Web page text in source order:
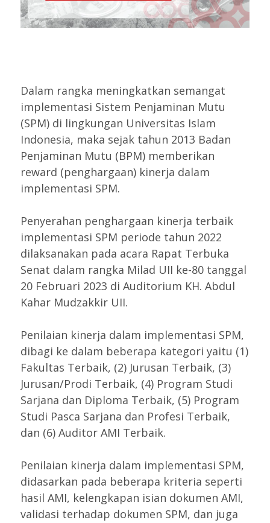
Dalam rangka meningkatkan semangat
implementasi Sistem Penjaminan Mutu
(SPM) di lingkungan Universitas Islam
Indonesia, maka sejak tahun 2013 Badan
Penjaminan Mutu (BPM) memberikan
reward (penghargaan) kinerja dalam
implementasi SPM.
Penyerahan penghargaan kinerja terbaik
implementasi SPM periode tahun 2022
dilaksanakan pada acara Rapat Terbuka
Senat dalam rangka Milad UII ke-80 tanggal
20 Februari 2023 di Auditorium KH. Abdul
Kahar Mudzakkir UII.
Penilaian kinerja dalam implementasi SPM,
dibagi ke dalam beberapa kategori yaitu (1)
Fakultas Terbaik, (2) Jurusan Terbaik, (3)
Jurusan/Prodi Terbaik, (4) Program Studi
Sarjana dan Diploma Terbaik, (5) Program
Studi Pasca Sarjana dan Profesi Terbaik,
dan (6) Auditor AMI Terbaik.
Penilaian kinerja dalam implementasi SPM,
didasarkan pada beberapa kriteria seperti
hasil AMI, kelengkapan isian dokumen AMI,
validasi terhadap dokumen SPM, dan juga